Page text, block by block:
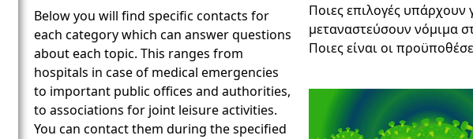
Below you will find specific contacts for
each category which can answer questions
about each topic. This ranges from
hospitals in case of medical emergencies
to important public offices and authorities,
to associations for joint leisure activities.
You can contact them during the specified
Ποιες επιλογές υπάρχουν
μεταναστεύσουν νόμιμα
Ποιες είναι οι